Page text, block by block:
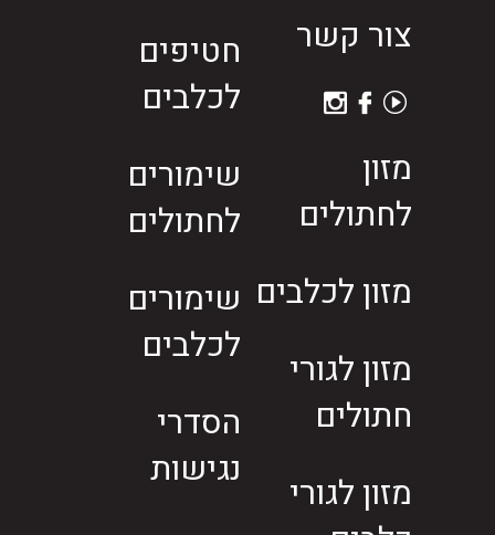
צור קשר
מזון
לחתולים
מזון לכלבים
מזון לגורי
חתולים
מזון לגורי
חטיפים
לכלבים
שימורים
לחתולים
שימורים
לכלבים
הסדרי
נגישות